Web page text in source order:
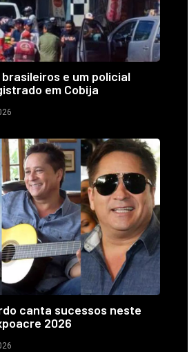
e um policial
em Cobija
canta sucessos neste
2026